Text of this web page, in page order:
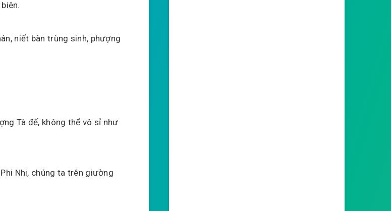
niết bàn trùng sinh, phượng
Tà đế, không thể vô sỉ như
Nhi, chúng ta trên giường